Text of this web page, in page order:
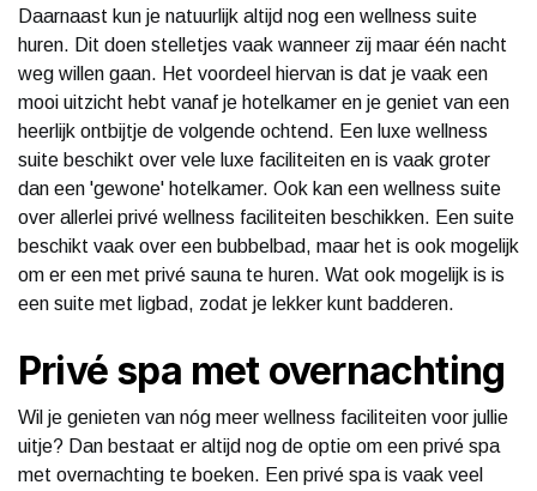
Daarnaast kun je natuurlijk altijd nog een wellness suite
huren. Dit doen stelletjes vaak wanneer zij maar één nacht
weg willen gaan. Het voordeel hiervan is dat je vaak een
mooi uitzicht hebt vanaf je hotelkamer en je geniet van een
heerlijk ontbijtje de volgende ochtend. Een luxe wellness
suite beschikt over vele luxe faciliteiten en is vaak groter
dan een 'gewone' hotelkamer. Ook kan een wellness suite
over allerlei privé wellness faciliteiten beschikken. Een suite
beschikt vaak over een bubbelbad, maar het is ook mogelijk
om er een met privé sauna te huren. Wat ook mogelijk is is
een suite met ligbad, zodat je lekker kunt badderen.
Privé spa met overnachting
Wil je genieten van nóg meer wellness faciliteiten voor jullie
uitje? Dan bestaat er altijd nog de optie om een privé spa
met overnachting te boeken. Een privé spa is vaak veel